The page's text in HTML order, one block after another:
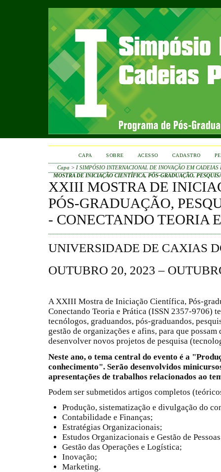
CAPA SOBRE ACESSO CADASTRO
Capa > I SIMPÓSIO INTERNACIONAL DE INOVAÇÃO EM
MOSTRA DE INICIAÇÃO CIENTÍFICA, PÓS-GRADUAÇÃO,
XXIII MOSTRA DE
PÓS-GRADUAÇÃO,
- CONECTANDO TEORIA
UNIVERSIDADE DE CAXIAS
OUTUBRO 20, 2023 –
A XXIII Mostra de Iniciação Científica, Pós-
Conectando Teoria e Prática (ISSN 2357-9706)
tecnólogos, graduandos, pós-graduandos,
gestão de organizações e afins, para que
desenvolver novos projetos de pesquisa
Neste ano, o tema central do evento é a
conhecimento". Serão desenvolvidos
apresentações de trabalhos relacionados ao
Podem ser submetidos artigos completos
Produção, sistematização e divulgação do
Contabilidade e Finanças;
Estratégias Organizacionais;
Estudos Organizacionais e Gestão de
Gestão das Operações e Logística;
Inovação;
Marketing.